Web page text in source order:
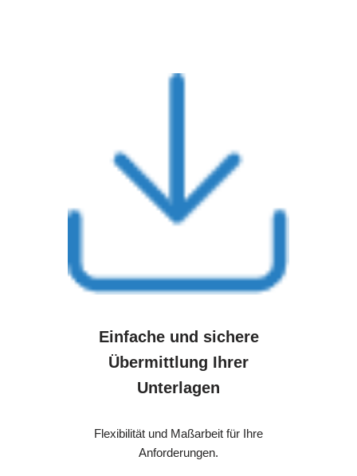
Einfache und sichere
Übermittlung Ihrer
Unterlagen
Flexibilität und Maßarbeit für Ihre
Anforderungen.